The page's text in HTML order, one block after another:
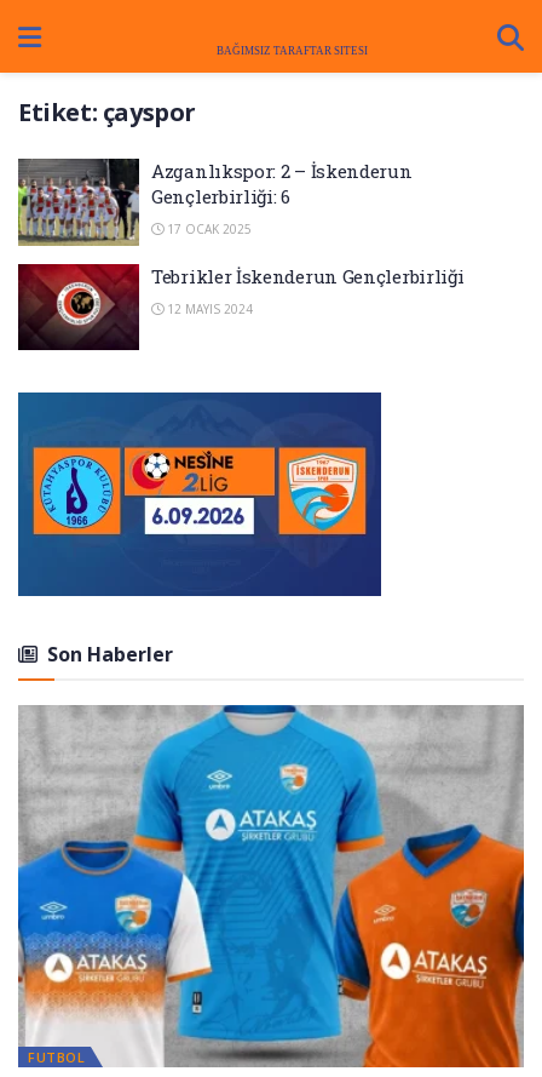
Etiket: çayspor
Azganlıkspor: 2 – İskenderun
Gençlerbirliği: 6
17 OCAK 2025
Tebrikler İskenderun Gençlerbirliği
12 MAYIS 2024
Son Haberler
FUTBOL